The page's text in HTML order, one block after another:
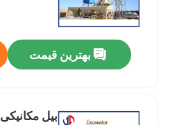
بهترین قیمت
بیل مکانیکی